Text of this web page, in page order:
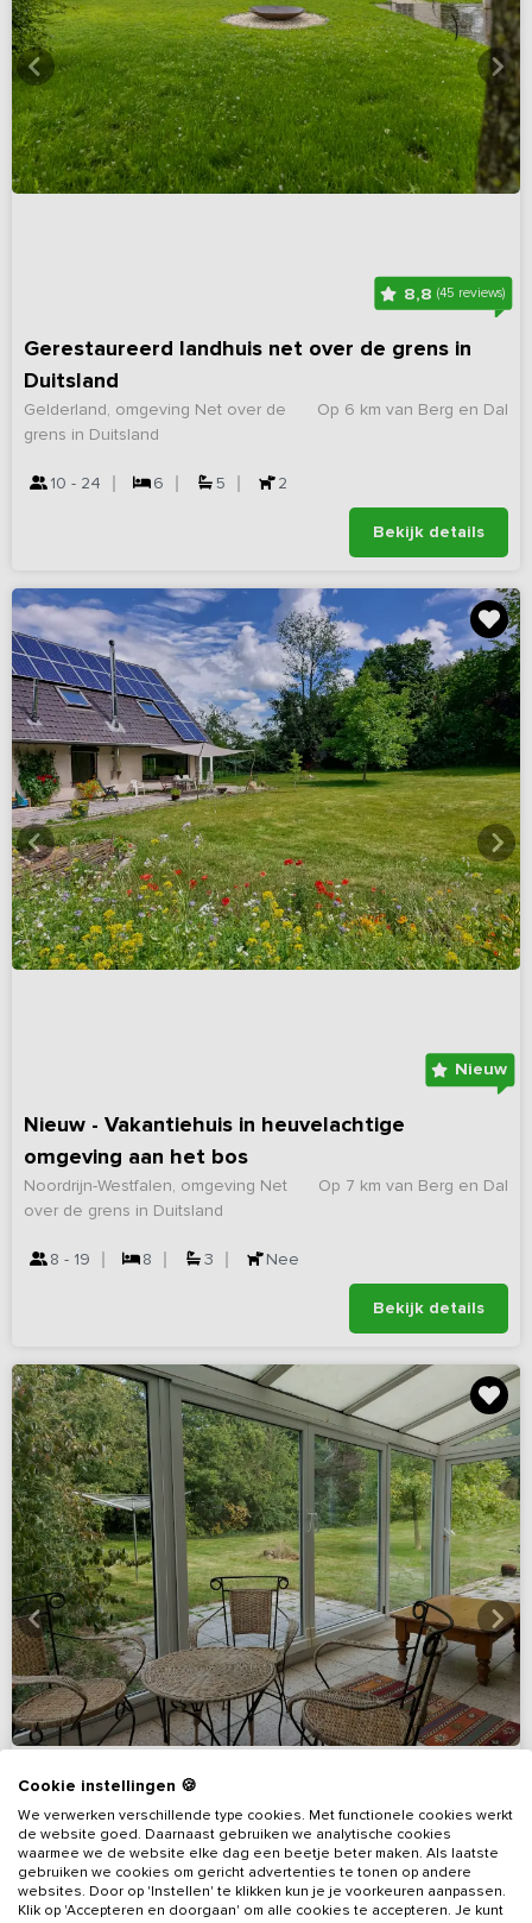
8,8 (45 reviews)
Gerestaureerd landhuis net over de grens in
Duitsland
Op 6 km van Berg en Dal
Gelderland, omgeving Net over de
grens in Duitsland
10 - 24 6 5 2
Bekijk details
Nieuw
Nieuw - Vakantiehuis in heuvelachtige
omgeving aan het bos
Op 7 km van Berg en Dal
Noordrijn-Westfalen, omgeving Net
over de grens in Duitsland
8 - 19 8 3 Nee
Bekijk details
Nieuw
Nieuw - Sfeervol vakantiehuis nét over de
Cookie instellingen 🍪
We verwerken verschillende type cookies. Met functionele cookies werkt
de website goed. Daarnaast gebruiken we analytische cookies
waarmee we de website elke dag een beetje beter maken. Als laatste
gebruiken we cookies om gericht advertenties te tonen op andere
websites. Door op 'Instellen' te klikken kun je je voorkeuren aanpassen.
Klik op 'Accepteren en doorgaan' om alle cookies te accepteren. Je kunt